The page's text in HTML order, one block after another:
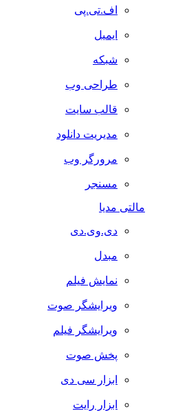
اف.تی.پی
ایمیل
شبکه
طراحی وب
قالب سایت
مدیریت دانلود
مرورگر وب
مسنجر
مالتی مدیا
دی.وی.دی
مبدل
نمایش فیلم
ویرایشگر صوت
ویرایشگر فیلم
پخش صوت
ابزار سی دی
ابزار رایت